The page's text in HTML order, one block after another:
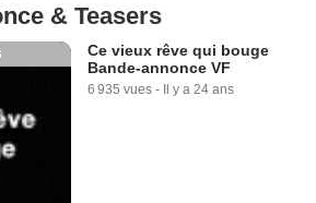
& Teasers
Ce vieux rêve qui bouge
Bande-annonce VF
6 935 vues - Il y a 24 ans